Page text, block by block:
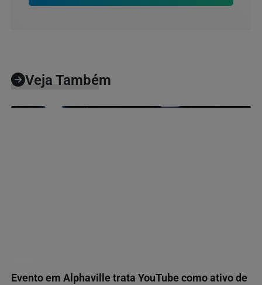
Veja Também
Evento em Alphaville trata YouTube como ativo de